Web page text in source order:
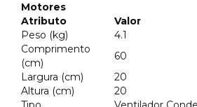
Motores
Atributo
Valor
Peso (kg)
4.1
Comprimento
(cm)
60
Largura (cm)
20
Altura (cm)
20